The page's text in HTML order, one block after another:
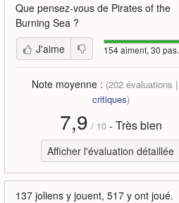
Que pensez-vous de Pirates of the
Burning Sea ?
154 aiment, 30 pas.
J'aime
Note moyenne : (202évaluations |
critiques)
7,9 / 10- Très bien
Afficher l'évaluation détaillée
137 joliens y jouent, 517 y ont joué.